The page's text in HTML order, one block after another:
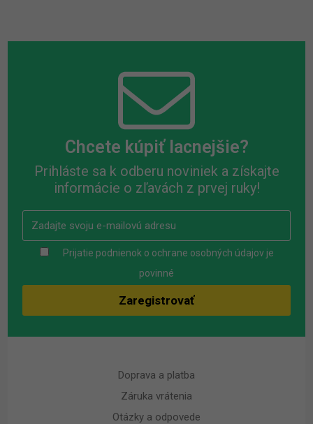
Chcete kúpiť lacnejšie?
Prihláste sa k odberu noviniek a získajte
informácie o zľavách z prvej ruky!
Prijatie podnienok o ochrane osobných údajov je
povinné
Doprava a platba
Záruka vrátenia
Otázky a odpovede